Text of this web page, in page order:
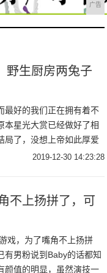
广告
野生厨房两兔子
最好的我们正在拥有着不
本星光大赏已经做好了相
局了，没想上帝如此厚爱
实感的傻果子，感谢赞赞
2019-12-30 14:23:28
不上扬拼了，可
戏，为了嘴角不上扬拼
有男粉说到Baby的话都知
颜值的明显，虽然演技一